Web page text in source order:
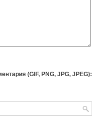
(GIF, PNG, JPG, JPEG):